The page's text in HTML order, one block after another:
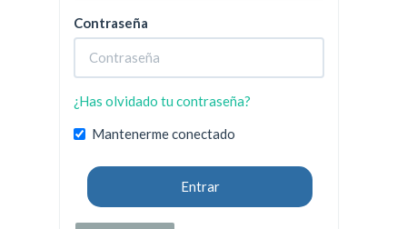
Contraseña
¿Has olvidado tu contraseña?
Mantenerme conectado
Entrar